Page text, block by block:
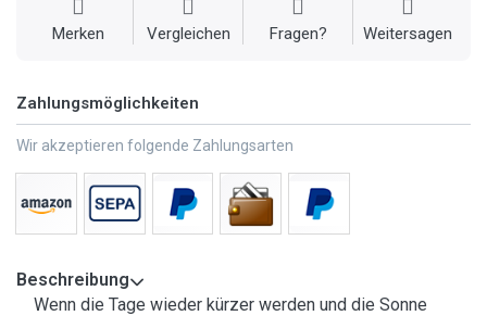
Merken Vergleichen Fragen? Weitersagen
Zahlungsmöglichkeiten
Wir akzeptieren folgende Zahlungsarten
Beschreibung
Wenn die Tage wieder kürzer werden und die Sonne